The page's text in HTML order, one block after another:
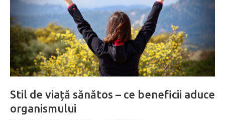
Stil de viață sănătos – ce beneficii aduce
organismului